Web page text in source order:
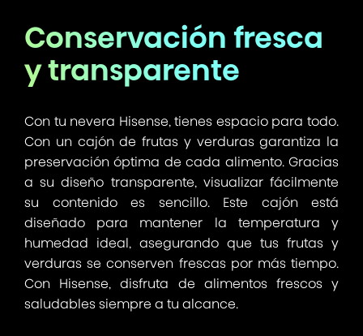
Conservación fresca
y transparente
Con tu nevera Hisense, tienes espacio para todo.
Con un cajón de frutas y verduras garantiza la
preservación óptima de cada alimento. Gracias
a su diseño transparente, visualizar fácilmente
su contenido es sencillo. Este cajón está
diseñado para mantener la temperatura y
humedad ideal, asegurando que tus frutas y
verduras se conserven frescas por más tiempo.
Con Hisense, disfruta de alimentos frescos y
saludables siempre a tu alcance.